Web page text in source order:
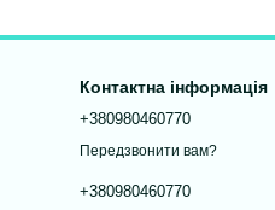
Контактна інформація
+380980460770
Передзвонити вам?
+380980460770